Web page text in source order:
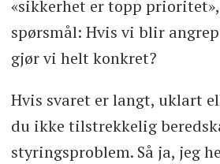
«sikkerhet er topp
spørsmål: Hvis vi blir
gjør vi helt konkret?
Hvis svaret er langt, uklart
du ikke tilstrekkelig
styringsproblem. Så ja, jeg